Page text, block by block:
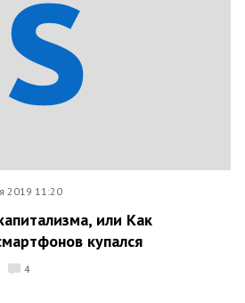
2019 11:20
или Как
купался
4